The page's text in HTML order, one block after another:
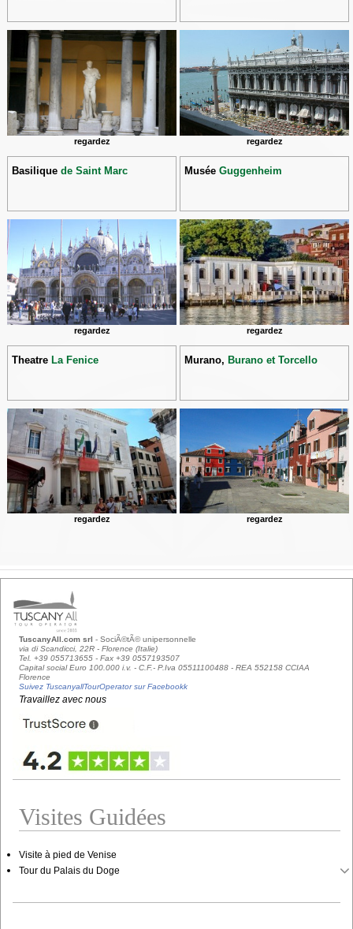
regardez regardez
Basiliquede Saint Marc
regardez
MuséeGuggenheim
regardez
TheatreLa Fenice
regardez
Murano,Burano et Torcello
regardez
TuscanyAll.com srl - SociÃ©tÃ© unipersonnelle
via di Scandicci, 22R - Florence (Italie)
Tel. +39 055713655 - Fax +39 0557193507
Capital social Euro 100.000 i.v. - C.F.- P.Iva 05511100488 - REA 552158 CCIAA
Florence
Suivez TuscanyallTourOperator sur Facebookk
Travaillez avec nous
Visites Guidées
Visite à pied de Venise
Tour du Palais du Doge